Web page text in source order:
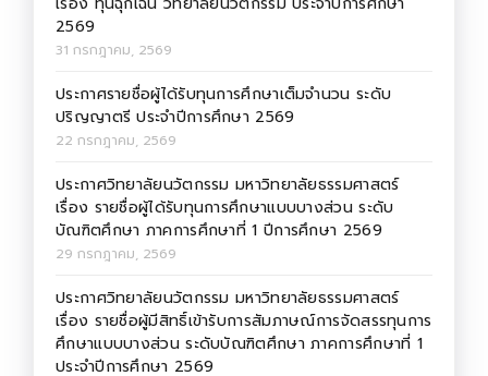
2569
31 กรกฎาคม, 2569
ประกาศรายชื่อผู้ได้รับทุนการศึกษาเต็มจำนวน ระดับ
ปริญญาตรี ประจำปีการศึกษา 2569
22 กรกฎาคม, 2569
ประกาศวิทยาลัยนวัตกรรม มหาวิทยาลัยธรรมศาสตร์
เรื่อง รายชื่อผู้ได้รับทุนการศึกษาแบบบางส่วน ระดับ
บัณฑิตศึกษา ภาคการศึกษาที่ 1 ปีการศึกษา 2569
29 กรกฎาคม, 2569
ประกาศวิทยาลัยนวัตกรรม มหาวิทยาลัยธรรมศาสตร์
เรื่อง รายชื่อผู้มีสิทธิ์เข้ารับการสัมภาษณ์การจัดสรรทุนการ
ศึกษาแบบบางส่วน ระดับบัณฑิตศึกษา ภาคการศึกษาที่ 1
ประจำปีการศึกษา 2569